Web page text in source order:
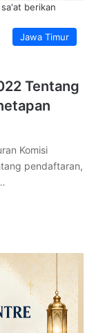
Jawa Timur
berikan
Tentang
Komisi
pendaftaran,